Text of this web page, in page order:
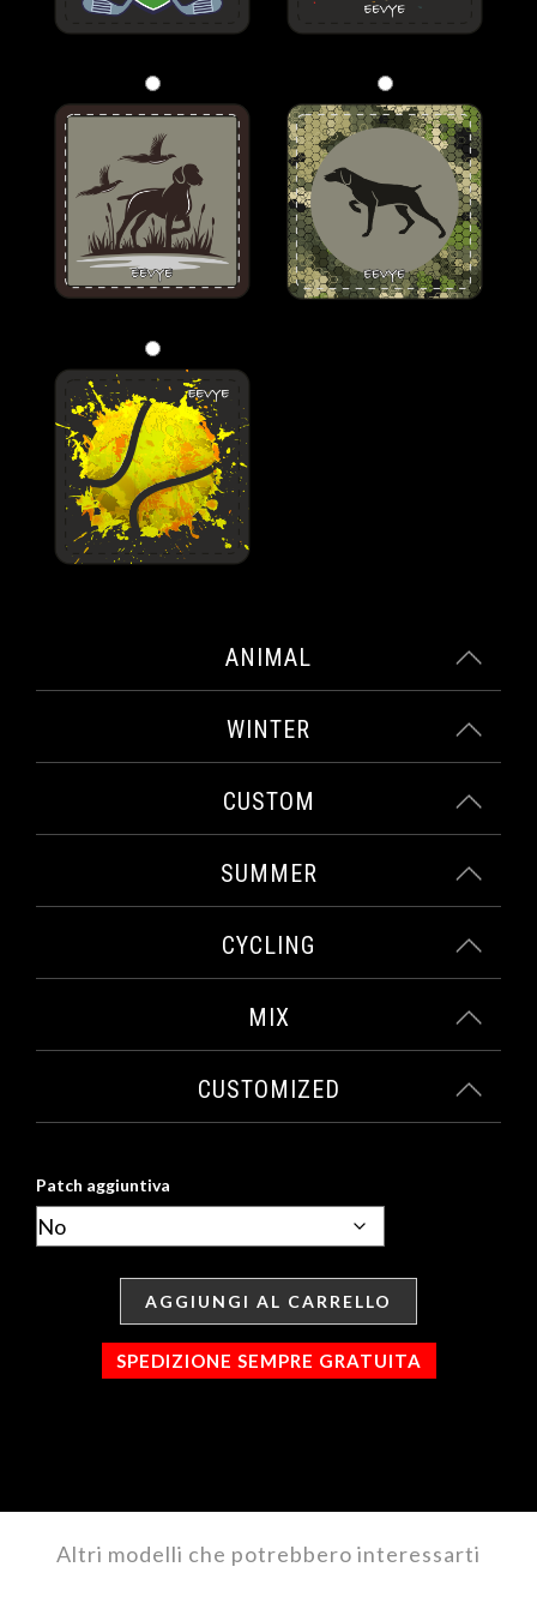
ANIMAL
WINTER
CUSTOM
SUMMER
CYCLING
MIX
CUSTOMIZED
Patch aggiuntiva
AGGIUNGI AL CARRELLO
SPEDIZIONE SEMPRE GRATUITA
Altri modelli che potrebbero interessarti